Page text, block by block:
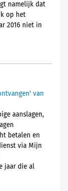
namelijk dat
op het
2016 niet in
van
aanslagen,
betalen en
via Mijn
jaar die al